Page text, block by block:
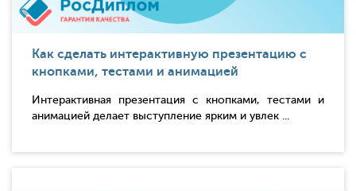
Как сделать интерактивную презентацию с
кнопками, тестами и анимацией
Интерактивная презентация с кнопками, тестами и
анимацией делает выступление ярким и увлек ...